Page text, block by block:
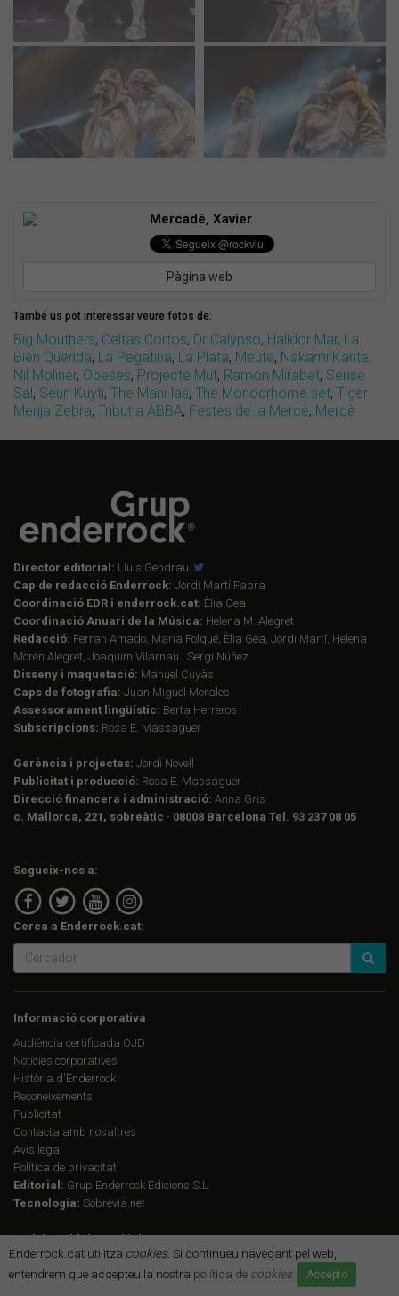
Enderrock.cat utilitza cookies. Si continueu navegant pel web,
entendrem que accepteu la nostra política de cookies. Accepto
Mercadé, Xavier
Pàgina web
També us pot interessar veure fotos de:
Big Mouthers, Celtas Cortos, Dr Calypso, Halldor Mar, La
Bien Querida, La Pegatina, La Plata, Meute, Nakami Kante,
Nil Moliner, Obeses, Projecte Mut, Ramon Mirabet, Sense
Sal , Seun Kuyti, The Mani-las, The Monocrhome set, Tiger
Menja Zebra, Tribut a ABBA, Festes de la Mercè, Mercè
Director editorial: Lluís Gendrau
Cap de redacció Enderrock: Jordi Martí Fabra
Coordinació EDR i enderrock.cat: Èlia Gea
Coordinació Anuari de la Música: Helena M. Alegret
Redacció: Ferran Amado, Maria Folqué, Èlia Gea, Jordi Martí, Helena
Morén Alegret, Joaquim Vilarnau i Sergi Núñez
Disseny i maquetació: Manuel Cuyàs
Caps de fotografia: Juan Miguel Morales
Assessorament lingüístic: Berta Herreros
Subscripcions: Rosa E. Massaguer
Gerència i projectes: Jordi Novell
Publicitat i producció: Rosa E. Massaguer
Direcció financera i administració: Anna Gris
c. Mallorca, 221, sobreàtic · 08008 Barcelona Tel. 93 237 08 05
Segueix-nos a:
Cerca a Enderrock.cat:
Informació corporativa
Audiència certificada OJD
Notícies corporatives
Història d'Enderrock
Reconeixements
Publicitat
Contacta amb nosaltres
Avís legal
Política de privacitat
Editorial: Grup Enderrock Edicions S.L.
Tecnologia: Sobrevia.net
Amb la col·laboració de: